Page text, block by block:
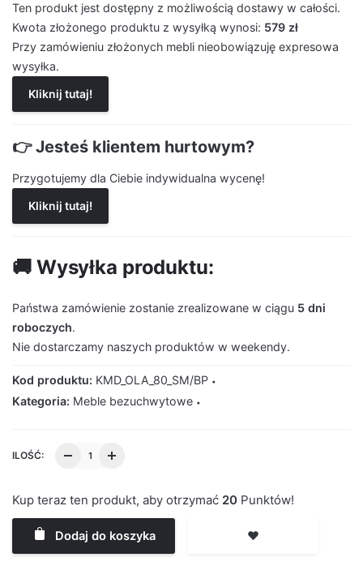
Ten produkt jest dostępny z możliwością dostawy w całości.
Kwota złożonego produktu z wysyłką wynosi: 579 zł
Przy zamówieniu złożonych mebli nieobowiązuję expresowa
wysyłka.
Kliknij tutaj!
👉 Jesteś klientem hurtowym?
Przygotujemy dla Ciebie indywidualna wycenę!
Kliknij tutaj!
🚚 Wysyłka produktu:
Państwa zamówienie zostanie zrealizowane w ciągu 5 dni
roboczych.
Nie dostarczamy naszych produktów w weekendy.
Kod produktu: KMD_OLA_80_SM/BP
Kategoria: Meble bezuchwytowe
ILOŚĆ:
Kup teraz ten produkt, aby otrzymać 20 Punktów!
Dodaj do koszyka ❤️